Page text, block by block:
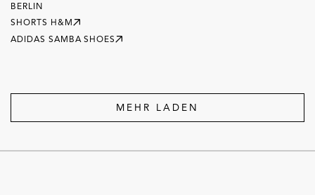
BERLIN
SHORTS H&M
ADIDAS SAMBA SHOES
MEHR LADEN